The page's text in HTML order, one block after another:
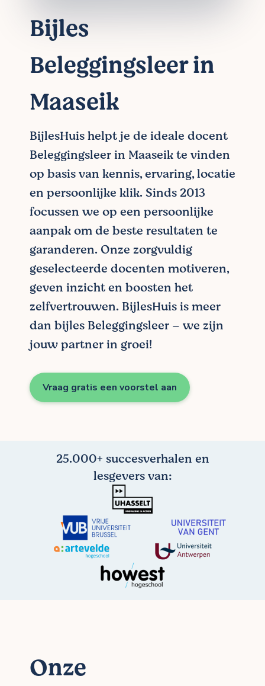
Bijles
Beleggingsleer in
Maaseik
BijlesHuis helpt je de ideale docent
Beleggingsleer in Maaseik te vinden
op basis van kennis, ervaring, locatie
en persoonlijke klik. Sinds 2013
focussen we op een persoonlijke
aanpak om de beste resultaten te
garanderen. Onze zorgvuldig
geselecteerde docenten motiveren,
geven inzicht en boosten het
zelfvertrouwen. BijlesHuis is meer
dan bijles Beleggingsleer – we zijn
jouw partner in groei!
Vraag gratis een voorstel aan
25.000+ succesverhalen en
lesgevers van:
Onze